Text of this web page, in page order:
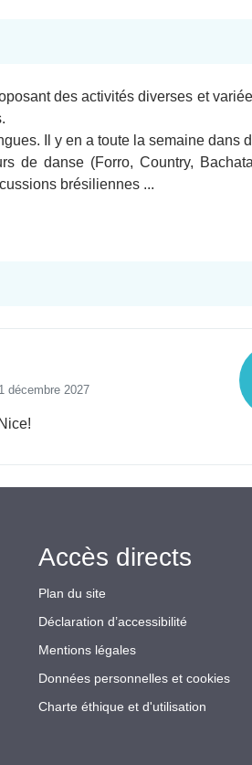
des activités diverses et
Il y en a toute la semaine dans
de danse (Forro, Country,
brésiliennes ...
décembre 2027
Accès directs
Plan du site
Déclaration d’accessibilité
Mentions légales
Données personnelles et cookies
Charte éthique et d'utilisation